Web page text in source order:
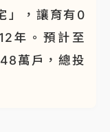
」，讓育有0
年。預計至
萬戶，總投